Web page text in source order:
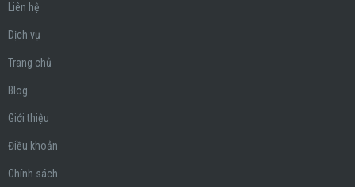
Liên hệ
Dịch vụ
Trang chủ
Blog
Giới thiệu
Điều khoản
Chính sách